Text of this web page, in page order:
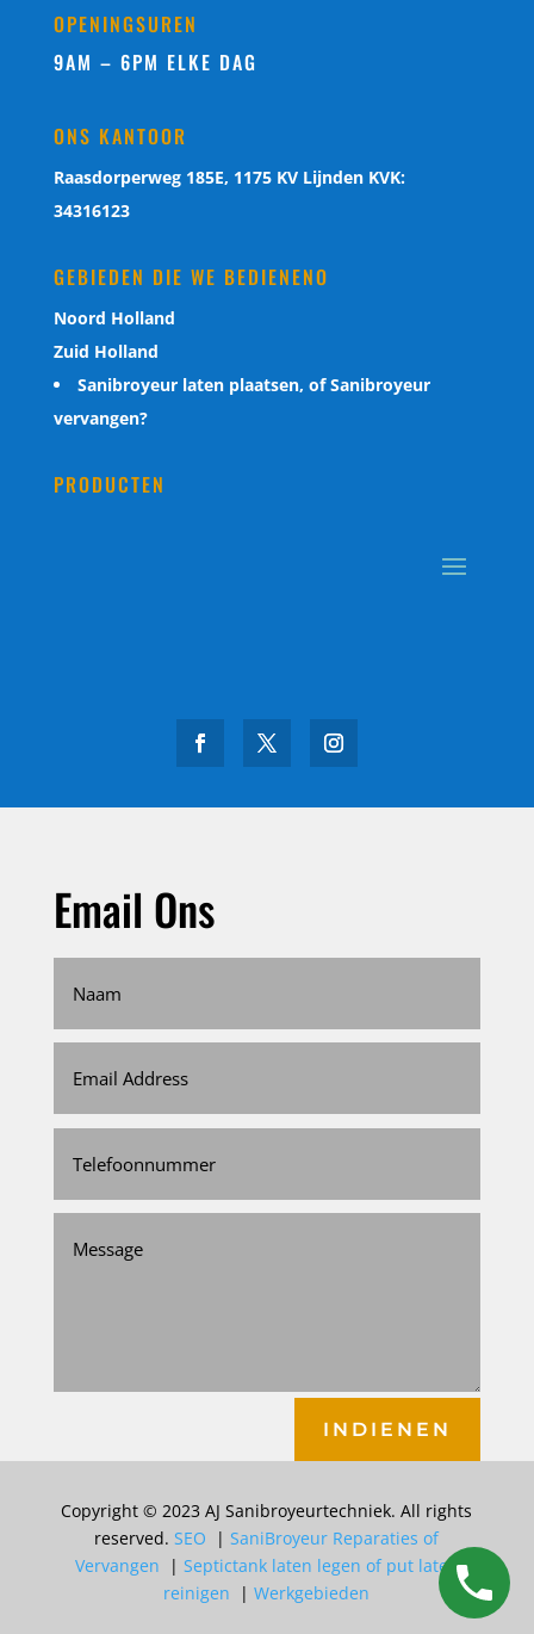
OPENINGSUREN
9AM – 6PM ELKE DAG
ONS KANTOOR
Raasdorperweg 185E, 1175 KV Lijnden KVK:
34316123
GEBIEDEN DIE WE BEDIENENO
Noord Holland
Zuid Holland
Sanibroyeur laten plaatsen, of Sanibroyeur
vervangen?
PRODUCTEN
Email Ons
INDIENEN
Copyright © 2023 AJ Sanibroyeurtechniek. All rights
reserved.SEO |SaniBroyeur Reparaties of
Vervangen
| Septictank laten legen of put laten
reinigen
|Werkgebieden